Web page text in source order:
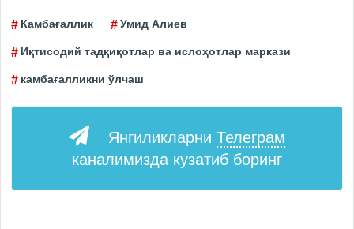
Камбағаллик Умид Алиев
Иқтисодий тадқиқотлар ва ислоҳотлар маркази
камбағалликни ўлчаш
Янгиликларни Телеграм
каналимизда кузатиб боринг